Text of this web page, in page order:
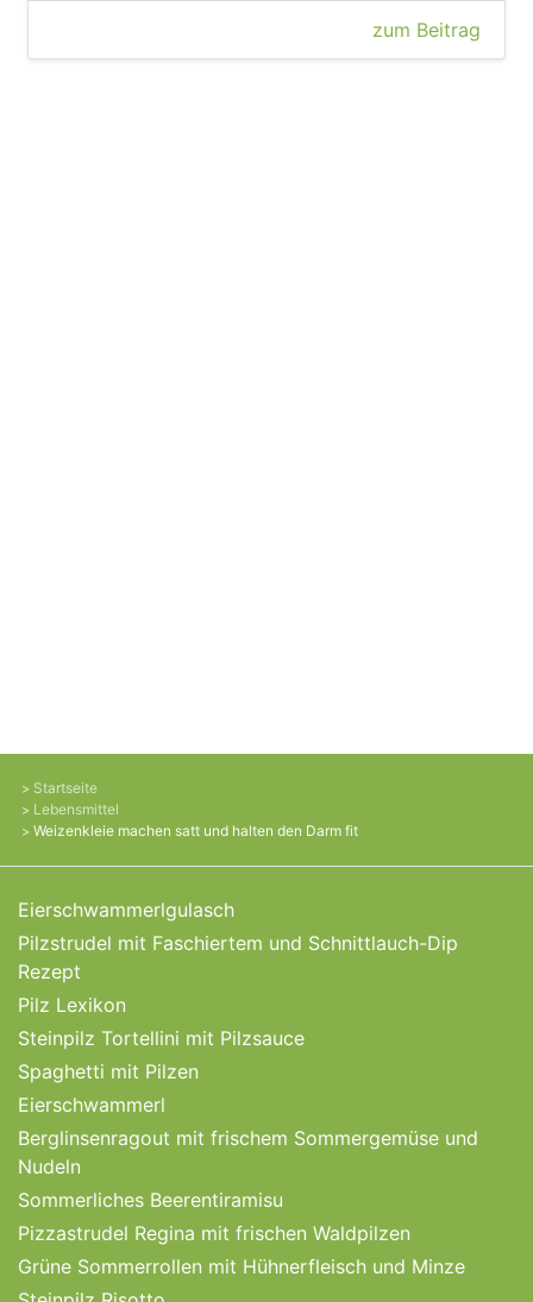
zum Beitrag
Startseite
Lebensmittel
Weizenkleie machen satt und halten den Darm fit
Eierschwammerlgulasch
Pilzstrudel mit Faschiertem und Schnittlauch-Dip
Rezept
Pilz Lexikon
Steinpilz Tortellini mit Pilzsauce
Spaghetti mit Pilzen
Eierschwammerl
Berglinsenragout mit frischem Sommergemüse und
Nudeln
Sommerliches Beerentiramisu
Pizzastrudel Regina mit frischen Waldpilzen
Grüne Sommerrollen mit Hühnerfleisch und Minze